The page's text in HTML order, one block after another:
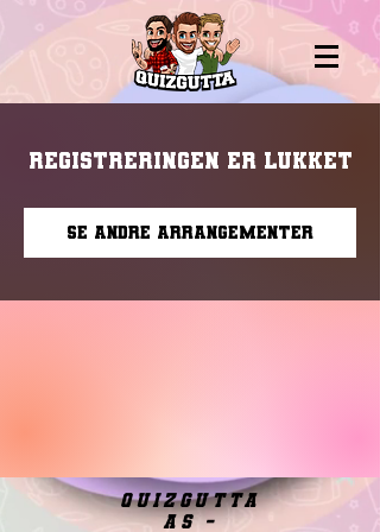
Registreringen er lukket
Se andre arrangementer
quizgutta
as -